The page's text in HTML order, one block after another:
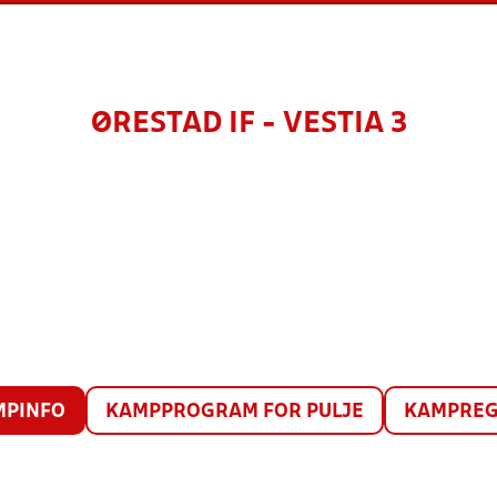
ØRESTAD IF - VESTIA 3
KAMPPROGRAM FOR PULJE